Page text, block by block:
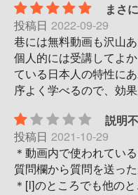
まさ
投稿日 2022-09-29
巷には無料動画も沢山
個人的には受講してよ
ている日本人の特性に
序よく学べるので、効
説明
投稿日 2021-10-29
＊動画内で使われてい
質問欄から質問を送った
＊[l]のところでも他の